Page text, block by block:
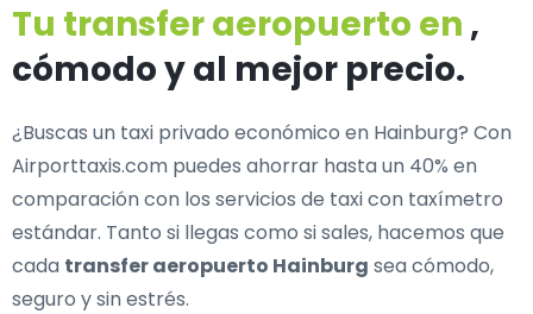
Tu transfer aeropuerto en ,
cómodo y al mejor precio.
¿Buscas un taxi privado económico en Hainburg? Con
Airporttaxis.com puedes ahorrar hasta un 40% en
comparación con los servicios de taxi con taxímetro
estándar. Tanto si llegas como si sales, hacemos que
cada transfer aeropuerto Hainburg sea cómodo,
seguro y sin estrés.